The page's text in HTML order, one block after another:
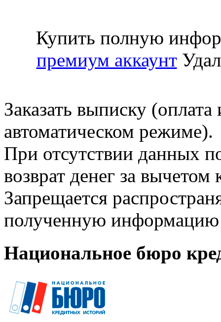
Купить полную
премиум аккаунт
Заказать выписку
автоматическом режиме).
При отсутствии данных
возврат денег за
Запрещается
полученную информацию
Национальное бюро